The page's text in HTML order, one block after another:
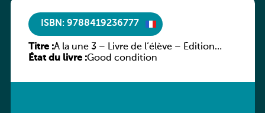
ISBN: 9788419236777
Titre :À la une 3 – Livre de l’élève – Édition
hybride
État du livre :Good condition